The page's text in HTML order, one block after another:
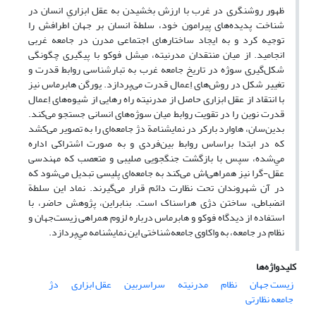
ظهور روشنگری در غرب با ارزش بخشیدن به عقل ابزاریِ انسان در
شناخت پدیده‌های پیرامون خود، سلطة انسان بر جهان اطرافش را
توجیه کرد و به ایجاد ساختارهای اجتماعی مدرن در جامعه غربی
انجامید. از میان منتقدان مدرنیته، میشل فوکو با پیگیری چگونگی
شکل‌گیری سوژه در تاریخ جامعه غرب به تبارشناسی روابط قدرت و
تغییر شکل در روش‌های اِعمال قدرت می‌پردازد. یورگن هابرماس نیز
با انتقاد از عقل ابزاری حاصل از مدرنیته راه رهایی از شیوﻩهای اِعمال
قدرت نوین را در تقویت روابط میان سوژﻩهای انسانی جستجو می‌کند.
بدین‌سان، هاوارد بارکر در نمایشنامة دژ جامعه‌ای را به تصویر می‌کشد
که در ابتدا براساس روابط بین‌فردی و به صورت اشتراکی اداره
ﻣﻲشده، سپس با بازگشت جنگجویی صلیبی و متعصب که مهندسی
عقل-گرا نیز همراهیﺍش می‌کند به جامعهﺍی پلیسی تبدیل می‌شود که
در آن شهروندان تحت نظارت دائم قرار می‌گیرند. نماد این سلطة
انضباطی، ساختن دژی هراسناک است. بنابراین، پژوهش حاضر، با
استفاده از دیدگاه فوکو و هابرماس درباره لزوم همراهی زیست‌جهان و
نظام در جامعه، به واکاوی جامعه‌شناختی این نمایشنامه ﻣﻲپردازد.
کلیدواژه‌ها
زیست جهان
نظام مدرنیته سراسربین عقل ابزاری دژ
جامعه نظارتی